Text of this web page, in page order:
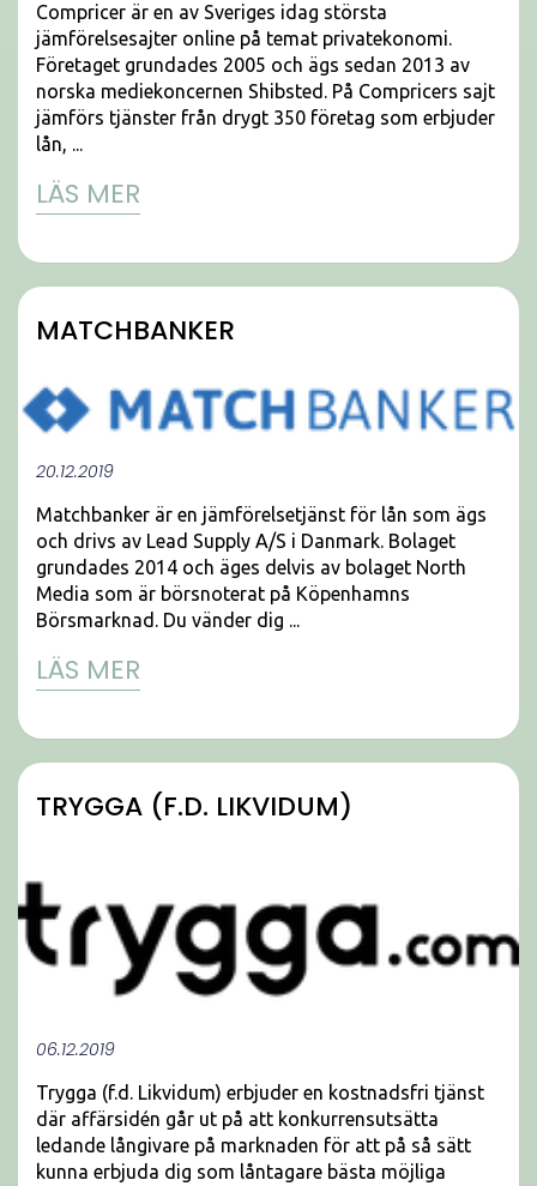
Compricer är en av Sveriges idag största
jämförelsesajter online på temat privatekonomi.
Företaget grundades 2005 och ägs sedan 2013 av
norska mediekoncernen Shibsted. På Compricers sajt
jämförs tjänster från drygt 350 företag som erbjuder
lån, ...
LÄS MER
MATCHBANKER
20.12.2019
Matchbanker är en jämförelsetjänst för lån som ägs
och drivs av Lead Supply A/S i Danmark. Bolaget
grundades 2014 och äges delvis av bolaget North
Media som är börsnoterat på Köpenhamns
Börsmarknad. Du vänder dig ...
LÄS MER
TRYGGA (F.D. LIKVIDUM)
06.12.2019
Trygga (f.d. Likvidum) erbjuder en kostnadsfri tjänst
där affärsidén går ut på att konkurrensutsätta
ledande långivare på marknaden för att på så sätt
kunna erbjuda dig som låntagare bästa möjliga